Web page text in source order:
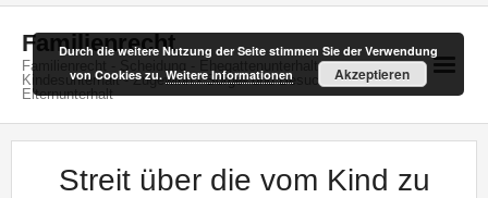
Skip
contentFamilienrecht
Familienrecht - Scheidung - Ehegattenunterhalt -
Kindesunterhalt - Zugewinn - Sorge- und Besuchsrecht -
Elternunterhalt
Streit über die vom Kind zu
Durch die weitere Nutzung der Seite stimmen Sie der Verwendung
von Cookies zu. Weitere Informationen Akzeptieren